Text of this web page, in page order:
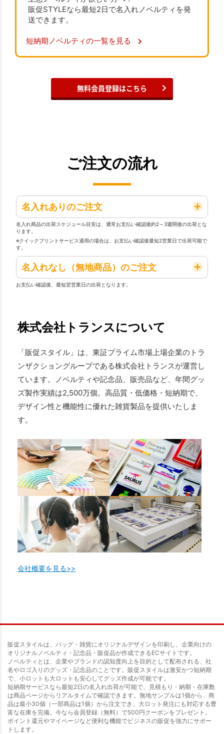
販促STYLEなら最短2日で名入れノベルティを発
送できます。
短納期ノベルティの一覧を見る
無料会員登録はこちら
ご注文の流れ
名入れありのご注文
名入れ商品の出荷スケジュール目安は、通常お支払い確認後約2～3週間後の出荷とな
ります。
※クイックプリントサービス適用の場合は、お支払い確認後最短2営業日で出荷可能で
す。
名入れなし（無地商品）のご注文
お支払い確認後、最短翌営業日の出荷となります。
株式会社トランスについて
「販促スタイル」は、東証プライム市場上場企業のトラ
ンザクショングループである株式会社トランスが運営し
ています。ノベルティや記念品、販売品など、年間グッ
ズ製作実績は2,500万個。高品質・低価格・短納期で、
デザイン性と機能性に優れた雑貨製品を提供いたしま
す。
会社概要を見る>>
販促スタイルは、バッグ・雑貨にオリジナルデザインを印刷し、企業向けの
オリジナルノベルティ・記念品・販促品が作成できるECサイトです。
ノベルティとは、企業やブランドの認知度向上を目的として配布される、社
名やロゴ入りのグッズ・記念品のことです。販促スタイルは激安かつ短納期
で、小ロットも大ロットも安心してグッズ作成が可能です。
短納期サービスなら最短2日の名入れ出荷が可能で、見積もり・納期・在庫数
は商品ページからリアルタイムで確認できます。無地サンプルは1個から、商
品は最小30個（一部商品は1個）から注文でき、大ロット発注にも対応する豊
富な在庫を完備。今なら会員登録（無料）で500円クーポンをプレゼント。
ポイント還元やマイページなど便利な機能でビジネスの販促を強力にサポー
トします。